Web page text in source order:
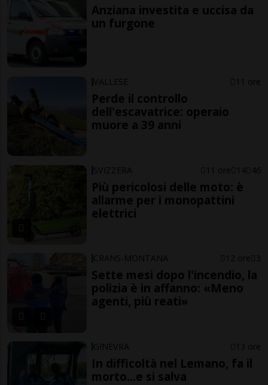
Anziana investita e uccisa da
un furgone
VALLESE 11 ore
Perde il controllo
dell'escavatrice: operaio
muore a 39 anni
SVIZZERA 11 ore 14 46
Più pericolosi delle moto: è
allarme per i monopattini
elettrici
CRANS-MONTANA 12 ore 3
Sette mesi dopo l'incendio, la
polizia è in affanno: «Meno
agenti, più reati»
GINEVRA 13 ore
In difficoltà nel Lemano, fa il
morto...e si salva